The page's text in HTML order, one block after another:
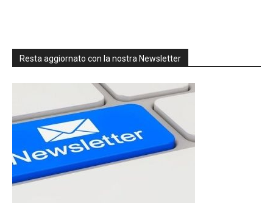
Resta aggiornato con la nostra Newsletter